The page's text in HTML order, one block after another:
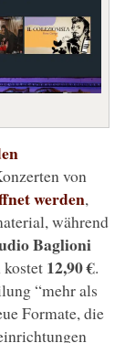
von
werden,
während
Baglioni
12,90 €.
“mehr als
Formate, die